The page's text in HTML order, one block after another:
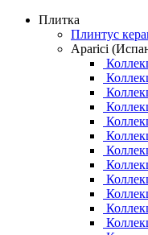
Плитка
Плинтус
Aparici